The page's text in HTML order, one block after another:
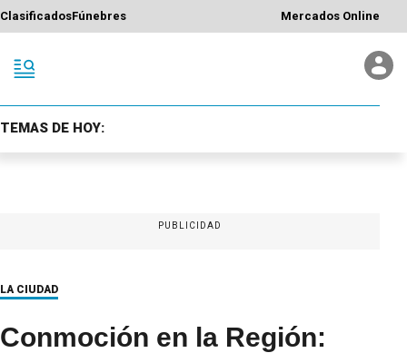
ClasificadosFúnebres Mercados Online
TEMAS DE HOY:
PUBLICIDAD
LA CIUDAD
Conmoción en la Región: